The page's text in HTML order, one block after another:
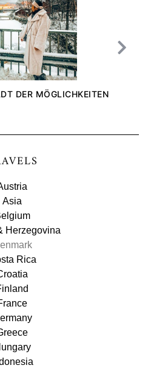
DER MÖGLICHKEITEN
Asia
Herzegovina
Rica